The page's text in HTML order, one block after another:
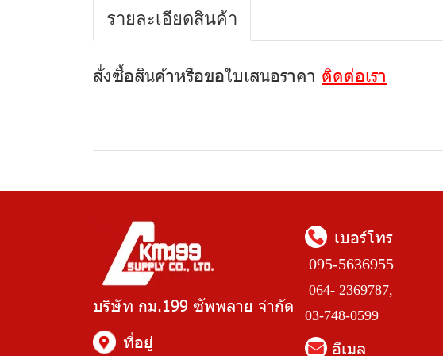
รายละเอียดสินค้า
สั่งซื้อสินค้าหรือขอใบเสนอราคา ติดต่อเรา
บริษัท กม.199 ซัพพลาย จำกัด
ที่อยู่
เบอร์โทร
095-5636955
064- 2369787,
03-748-0599
อีเมล